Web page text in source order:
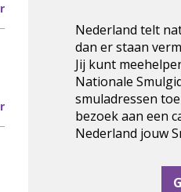
Nederland telt
dan er staan
Jij kunt
Nationale
smuladressen
bezoek aan een
Nederland jouw